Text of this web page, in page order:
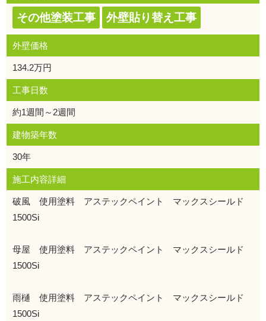
その他塗装工事 外壁貼り替え工事
外壁価格
134.2万円
工事日数
約1週間～2週間
建物築年数
30年
施工内容詳細
破風 使用塗料 アステックペイント マックスシールド
1500Si
母屋 使用塗料 アステックペイント マックスシールド
1500Si
雨樋 使用塗料 アステックペイント マックスシールド
1500Si